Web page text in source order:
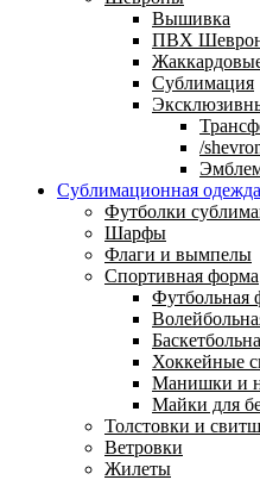
Вышивка
ПВХ
Сублимация
/
Сублимационная одежда
Футболки
Шарфы
Флаги и вымпелы
Спортивная форма
Футбольная
Хоккейные
Манишки и
Майки для
Толстовки и
Ветровки
Жилеты